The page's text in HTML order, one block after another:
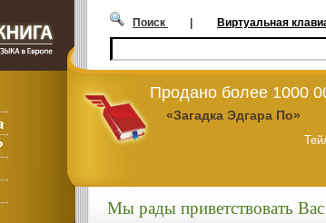
Поиск | Виртуальная
Продано более 1000
«Загадка Эдгара По»
Мы рады приветствовать